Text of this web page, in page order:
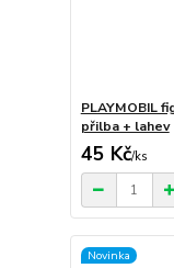
PLAYMOBIL
přilba + lahev
45 Kč/ks
Novinka